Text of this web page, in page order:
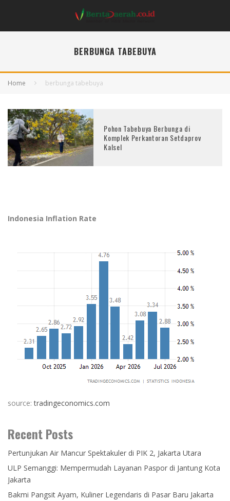
BERBUNGA TABEBUYA
Home berbunga tabebuya
Pohon Tabebuya Berbunga di
Komplek Perkantoran Setdaprov
Kalsel
Indonesia Inflation Rate
source:tradingeconomics.com
Recent Posts
Pertunjukan Air Mancur Spektakuler di PIK 2, Jakarta Utara
ULP Semanggi: Mempermudah Layanan Paspor di Jantung Kota
Jakarta
Bakmi Pangsit Ayam, Kuliner Legendaris di Pasar Baru Jakarta